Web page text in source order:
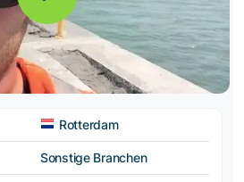
Rotterdam
Sonstige Branchen